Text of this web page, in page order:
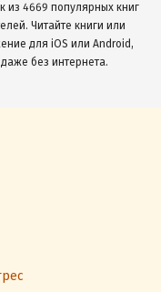
из 4669 популярных книг
Читайте книги или
для iOS или Android,
без интернета.